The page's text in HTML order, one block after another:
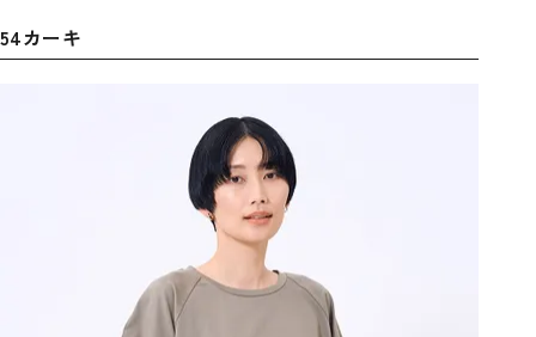
54カーキ